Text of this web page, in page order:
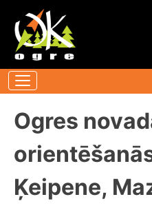
saturu
Ogres
Ķeipene,